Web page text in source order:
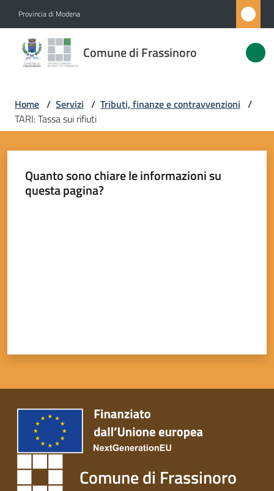
Provincia di Modena
Comune di Frassinoro
Comune di
Frassinoro
Amministrazione
Servizi
Menu selezionato
Seguici
Home / Servizi / Tributi, finanze e contravvenzioni /
TARI: Tassa sui rifiuti
Quanto sono chiare le informazioni su
questa pagina?
Comune di Frassinoro